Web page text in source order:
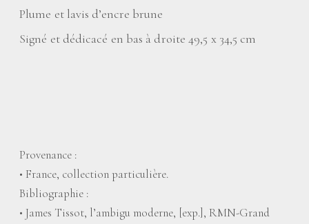
Plume et lavis d’encre brune
Signé et dédicacé en bas à droite 49,5 x 34,5 cm
Provenance :
• France, collection particulière.
Bibliographie :
• James Tissot, l’ambigu moderne, [exp.], RMN-Grand